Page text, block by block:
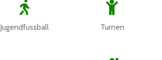
Jugendfussball Turnen